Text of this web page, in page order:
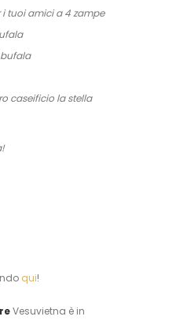
i tuoi amici a 4 zampe
caseificio la stella
qui!
Vesuvietna è in